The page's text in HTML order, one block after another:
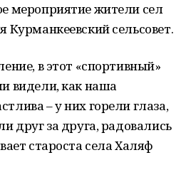
мероприятие жители сел
Курманкеевский сельсовет.
в этот «спортивный»
видели, как наша
– у них горели глаза,
друг за друга, радовались
староста села Халяф